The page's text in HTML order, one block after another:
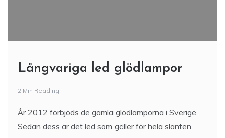
Långvariga led glödlampor
2 Min Reading
År 2012 förbjöds de gamla glödlamporna i Sverige.
Sedan dess är det led som gäller för hela slanten.